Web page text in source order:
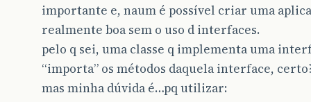
importante e, naum é possível criar uma
realmente boa sem o uso d interfaces.
pelo q sei, uma classe q implementa uma
“importa” os métodos daquela interface,
mas minha dúvida é…pq utilizar: